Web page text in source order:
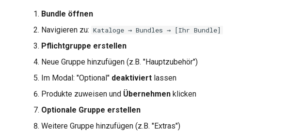
Bundle öffnen
Navigieren zu: Kataloge → Bundles → [Ihr Bundle]
Pflichtgruppe erstellen
Neue Gruppe hinzufügen (z.B. "Hauptzubehör")
Im Modal: "Optional" deaktiviert lassen
Produkte zuweisen und Übernehmen klicken
Optionale Gruppe erstellen
Weitere Gruppe hinzufügen (z.B. "Extras")